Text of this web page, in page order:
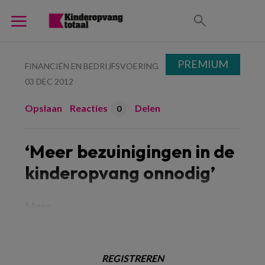
FINANCIËN EN BEDRIJFSVOERING
03 DEC 2012
Opslaan Reacties 0 Delen
‘Meer bezuinigingen in de
kinderopvang onnodig’
REGISTREREN
PREMIUM